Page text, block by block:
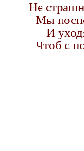
Не
Мы
И
Чтоб с